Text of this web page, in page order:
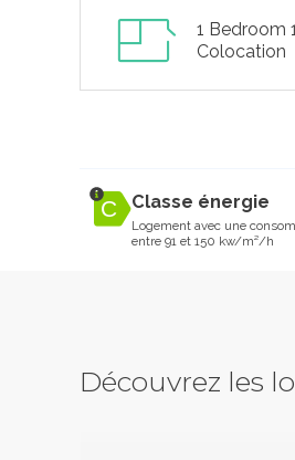
1 Bedroom
Colocation
Classe énergie
Logement avec une
entre 91 et 150 kw/m²/h
Découvrez les